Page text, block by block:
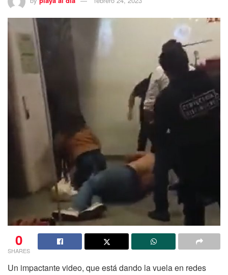
0
SHARES
Un impactante video, que está dando la vuela en redes